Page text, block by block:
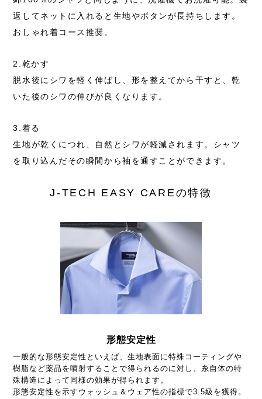
返してネットに入れると生地やボタンが長持ちします。
おしゃれ着コース推奨。
2.乾かす
脱水後にシワを軽く伸ばし、形を整えてから干すと、 乾
いた後のシワの伸びが良くなります。
3.着る
生地が乾くにつれ、自然とシワが軽減されます。 シャツ
を取り込んだその瞬間から袖を通すことができます。
J-TECH EASY CAREの特徴
形態安定性
一般的な形態安定性といえば、生地表面に特殊コーティングや
樹脂など薬品を噴射することで得られるのに対し、糸自体の特
殊構造によって同様の効果が得られます。
形態安定性を示すウォッシュ＆ウェア性の指標で3.5級を獲得。